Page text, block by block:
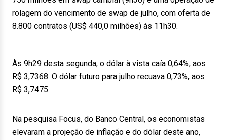
rolagem do vencimento de swap de julho, com oferta de
8.800 contratos (US$ 440,0 milhões) às 11h30.
Às 9h29 desta segunda, o dólar à vista caía 0,64%, aos
R$ 3,7368. O dólar futuro para julho recuava 0,73%, aos
R$ 3,7475.
Na pesquisa Focus, do Banco Central, os economistas
elevaram a projeção de inflação e do dólar deste ano,